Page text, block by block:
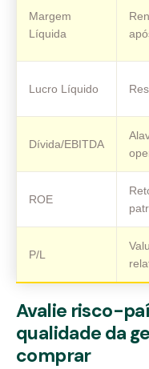
Margem
Líquida
Lucro Líquido
Dívida/EBITDA
ROE
P/L
Avalie risco-
qualidade da
comprar